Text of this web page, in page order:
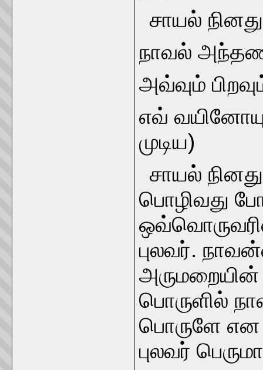
சாயல்
நாவல்
அவ்வும்
எவ்
முடிய)
சாயல்
பொழிவது
புலவர்.
பொருளில்
பொருளே என
புலவர்